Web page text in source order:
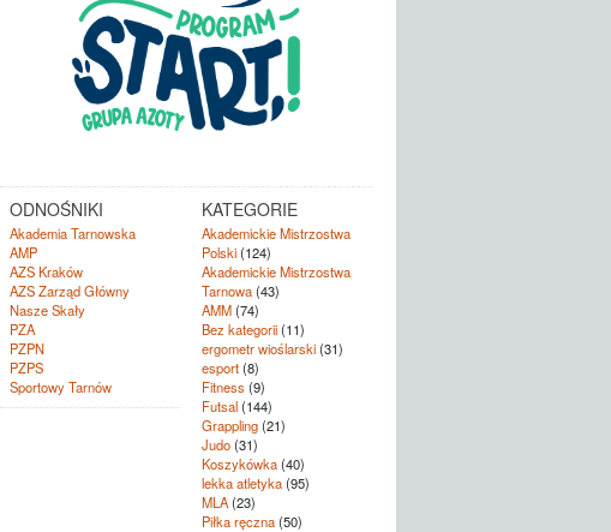
ODNOŚNIKI
Akademia Tarnowska
AMP
AZS Kraków
AZS Zarząd Główny
Nasze Skały
PZA
PZPN
PZPS
Sportowy Tarnów
KATEGORIE
Akademickie Mistrzostwa
Polski(124)
Akademickie Mistrzostwa
Tarnowa(43)
AMM(74)
Bez kategorii(11)
ergometr wioślarski(31)
esport(8)
Fitness (9)
Futsal(144)
Grappling(21)
Judo(31)
Koszykówka(40)
lekka atletyka(95)
MLA(23)
Piłka ręczna(50)